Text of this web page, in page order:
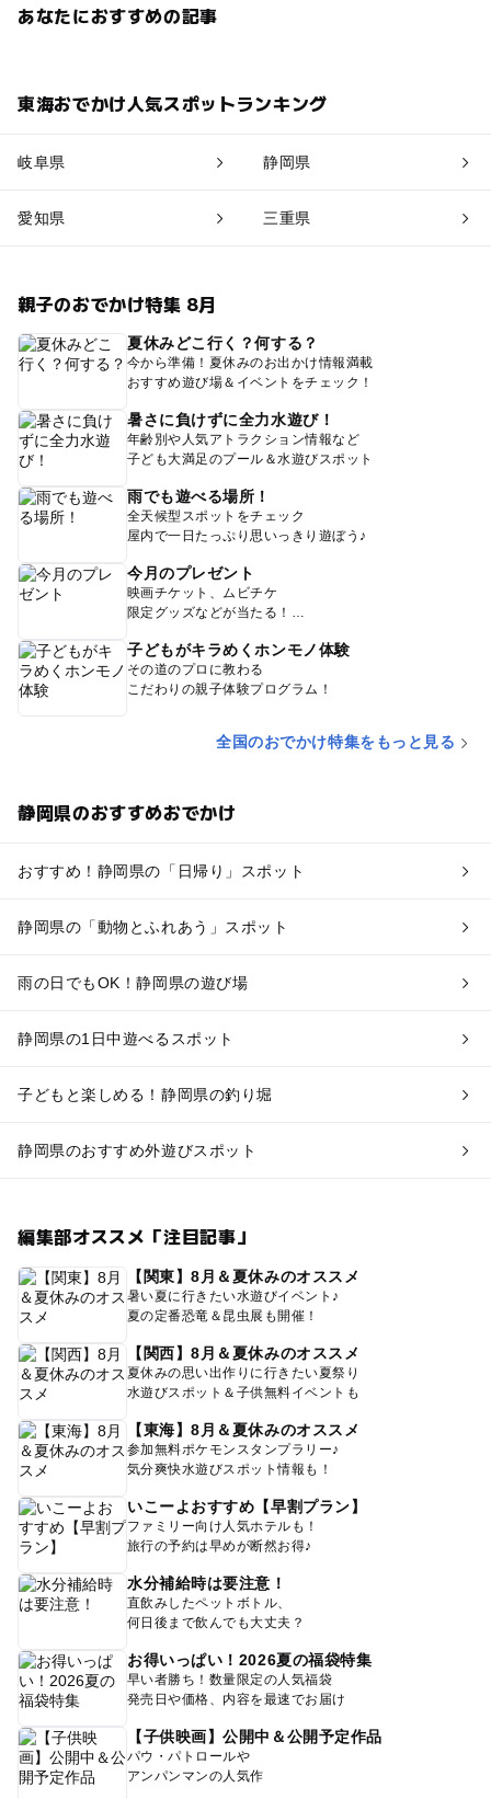
あなたにおすすめの記事
東海おでかけ人気スポットランキング
岐阜県 静岡県
愛知県 三重県
親子のおでかけ特集 8月
夏休みどこ行く？何する？
今から準備！夏休みのお出かけ情報満載
おすすめ遊び場＆イベントをチェック！
暑さに負けずに全力水遊び！
年齢別や人気アトラクション情報など
子ども大満足のプール＆水遊びスポット
雨でも遊べる場所！
全天候型スポットをチェック
屋内で一日たっぷり思いっきり遊ぼう♪
今月のプレゼント
映画チケット、ムビチケ
限定グッズなどが当たる！
子どもがキラめくホンモノ体験
その道のプロに教わる
こだわりの親子体験プログラム！
全国のおでかけ特集をもっと見る
静岡県のおすすめおでかけ
おすすめ！静岡県の「日帰り」スポット
静岡県の「動物とふれあう」スポット
雨の日でもOK！静岡県の遊び場
静岡県の1日中遊べるスポット
子どもと楽しめる！静岡県の釣り堀
静岡県のおすすめ外遊びスポット
編集部オススメ「注目記事」
【関東】8月＆夏休みのオススメ
暑い夏に行きたい水遊びイベント♪
夏の定番恐竜＆昆虫展も開催！
【関西】8月＆夏休みのオススメ
夏休みの思い出作りに行きたい夏祭り
水遊びスポット＆子供無料イベントも
【東海】8月＆夏休みのオススメ
参加無料ポケモンスタンプラリー♪
気分爽快水遊びスポット情報も！
いこーよおすすめ【早割プラン】
ファミリー向け人気ホテルも！
旅行の予約は早めが断然お得♪
水分補給時は要注意！
直飲みしたペットボトル、
何日後まで飲んでも大丈夫？
お得いっぱい！2026夏の福袋特集
早い者勝ち！数量限定の人気福袋
発売日や価格、内容を最速でお届け
【子供映画】公開中＆公開予定作品
パウ・パトロールや
アンパンマンの人気作